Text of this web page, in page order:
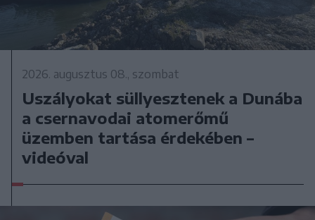
2026. augusztus 08., szombat
Uszályokat süllyesztenek a Dunába
a csernavodai atomerőmű
üzemben tartása érdekében –
videóval